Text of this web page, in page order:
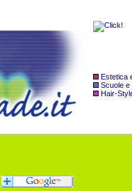
Estetica
Scuole e
Hair-